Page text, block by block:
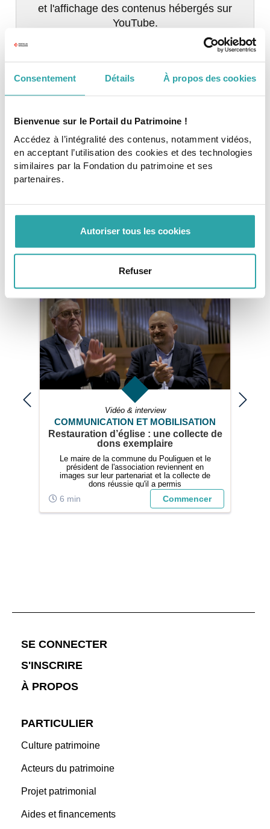
Consentement Détails À propos des cookies
Bienvenue sur le Portail du Patrimoine !
Accédez à l’intégralité des contenus, notamment vidéos,
en acceptant l’utilisation des cookies et des technologies
similaires par la Fondation du patrimoine et ses
partenaires.
Autoriser tous les cookies
Refuser
et l'affichage des contenus hébergés sur
YouTube.
Tags
patrimoine religieux collecte de dons
mécénat d'entreprise
Pour aller plus loin
Vidéo & interview
COMMUNICATION ET MOBILISATION
Restauration d’église : une collecte de
dons exemplaire
Le maire de la commune du Pouliguen et le
président de l'association reviennent en
images sur leur partenariat et la collecte de
dons réussie qu'il a permis
6 min Commencer
SE CONNECTER
S'INSCRIRE
À PROPOS
PARTICULIER
Culture patrimoine
Acteurs du patrimoine
Projet patrimonial
Aides et financements